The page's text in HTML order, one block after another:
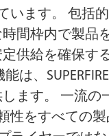
います。 包
間枠内で製品
供給を確保す
は、
ます。 一流の
性をすべての